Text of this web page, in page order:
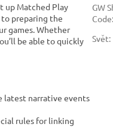
up Matched Play
to preparing the
games. Whether
be able to quickly
latest narrative events
rules for linking
GW
Code:
Svět: